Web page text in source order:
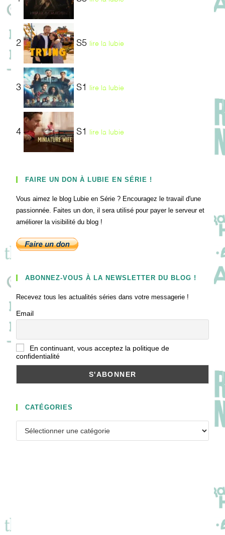
2 S5 lire la lubie
3 S1 lire la lubie
4 S1 lire la lubie
FAIRE UN DON À LUBIE EN SÉRIE !
Vous aimez le blog Lubie en Série ? Encouragez le travail d'une
passionnée. Faites un don, il sera utilisé pour payer le serveur et
améliorer la visibilité du blog !
ABONNEZ-VOUS À LA NEWSLETTER DU BLOG !
Recevez tous les actualités séries dans votre messagerie !
Email
En continuant, vous acceptez la politique de
confidentialité
CATÉGORIES